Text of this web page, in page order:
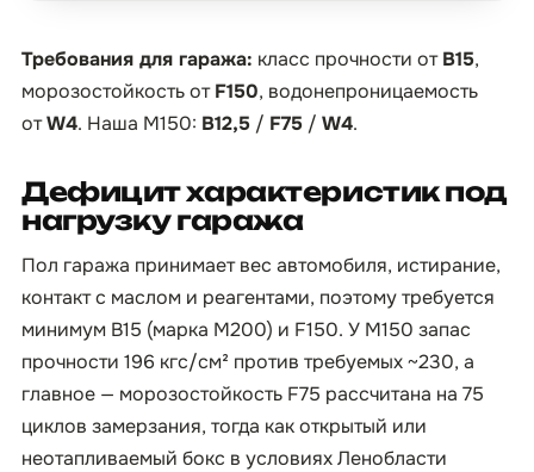
Требования для гаража: класс прочности отB15,
морозостойкость отF150, водонепроницаемость
отW4. Наша М150: B12,5 / F75 / W4.
Дефицит характеристик под
нагрузку гаража
Пол гаража принимает вес автомобиля, истирание,
контакт с маслом и реагентами, поэтому требуется
минимум B15 (марка М200) и F150. У М150 запас
прочности 196 кгс/см² против требуемых ~230, а
главное — морозостойкость F75 рассчитана на 75
циклов замерзания, тогда как открытый или
неотапливаемый бокс в условиях Ленобласти